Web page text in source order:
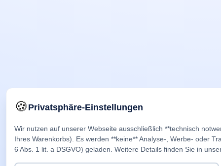
🍪Privatsphäre-Einstellungen
Wir nutzen auf unserer Webseite ausschließlich **technisch
Ihres Warenkorbs). Es werden **keine** Analyse-, Werbe- oder
6 Abs. 1 lit. a DSGVO) geladen. Weitere Details finden Sie in